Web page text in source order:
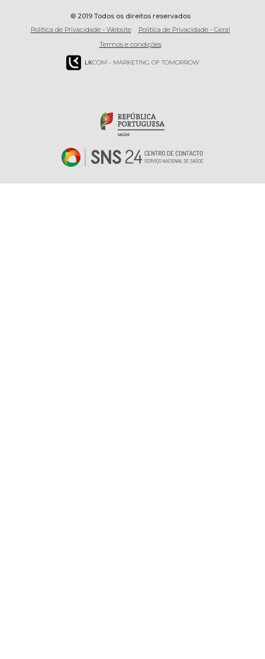
© 2019 Todos os direitos reservados
Política de Privacidade - Website
Política de Privacidade - Geral
Termos e condições
LKCOM - MARKETING OF TOMORROW